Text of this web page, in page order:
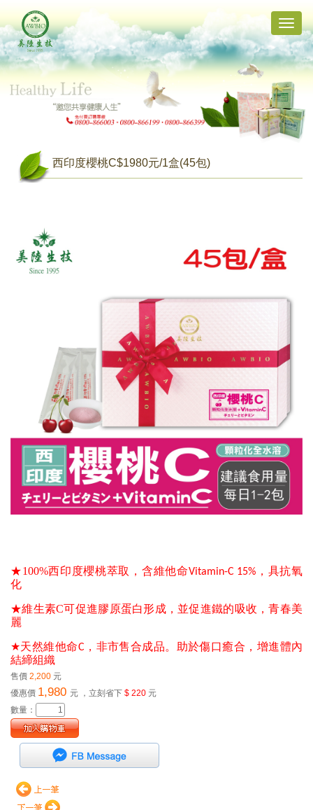
Toggle
西印度櫻桃C$1980元/1盒(45包)
★100%西印度櫻桃萃取， 含維他命Vitamin-C 15%，具抗氧
化
★維生素C可 促進膠原蛋白形成，並促進鐵的吸收，青春美
麗
★天然維他命C，非市售合成品。助於傷口癒合，增進體內
結締組織
售價 2,200 元
優惠價 1,980 元 ，立刻省下 $ 220 元
數量：